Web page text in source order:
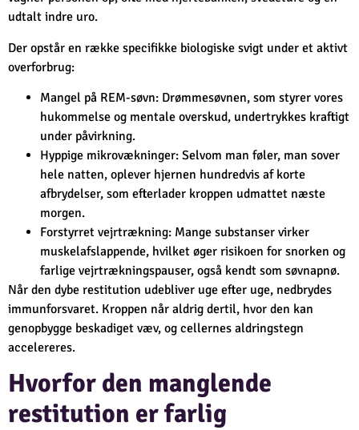
udtalt indre uro.
Der opstår en række specifikke biologiske svigt under et aktivt
overforbrug:
Mangel på REM-søvn: Drømmesøvnen, som styrer vores
hukommelse og mentale overskud, undertrykkes kraftigt
under påvirkning.
Hyppige mikrovækninger: Selvom man føler, man sover
hele natten, oplever hjernen hundredvis af korte
afbrydelser, som efterlader kroppen udmattet næste
morgen.
Forstyrret vejrtrækning: Mange substanser virker
muskelafslappende, hvilket øger risikoen for snorken og
farlige vejrtrækningspauser, også kendt som søvnapnø.
Når den dybe restitution udebliver uge efter uge, nedbrydes
immunforsvaret. Kroppen når aldrig dertil, hvor den kan
genopbygge beskadiget væv, og cellernes aldringstegn
accelereres.
Hvorfor den manglende
restitution er farlig